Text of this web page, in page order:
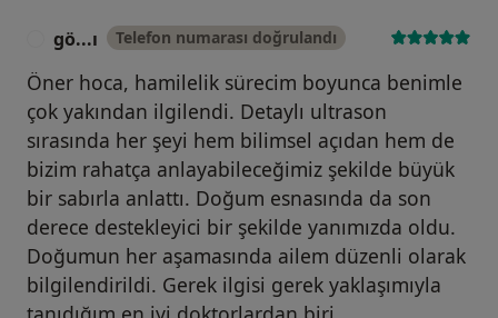
gö...ı Telefon numarası doğrulandı
Öner hoca, hamilelik sürecim boyunca benimle
çok yakından ilgilendi. Detaylı ultrason
sırasında her şeyi hem bilimsel açıdan hem de
bizim rahatça anlayabileceğimiz şekilde büyük
bir sabırla anlattı. Doğum esnasında da son
derece destekleyici bir şekilde yanımızda oldu.
Doğumun her aşamasında ailem düzenli olarak
bilgilendirildi. Gerek ilgisi gerek yaklaşımıyla